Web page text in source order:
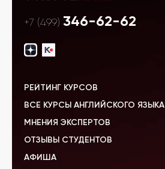
+7 (499) 346-62-62
РЕЙТИНГ КУРСОВ
ВСЕ КУРСЫ АНГЛИЙСКОГО ЯЗЫКА
МНЕНИЯ ЭКСПЕРТОВ
ОТЗЫВЫ СТУДЕНТОВ
АФИША